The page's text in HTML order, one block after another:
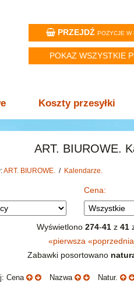
PRZEJDŹ POZYCJE W
POKAZ WSZYSTKIE
Koszty przesyłki
ART. BIUROWE.
ART. BIUROWE. / Kalendarze.
Cena:
Wyświetlono 274-41z 41
«pierwsza «poprzednia
Zabawki posortowano
Cena Nazwa Natur.